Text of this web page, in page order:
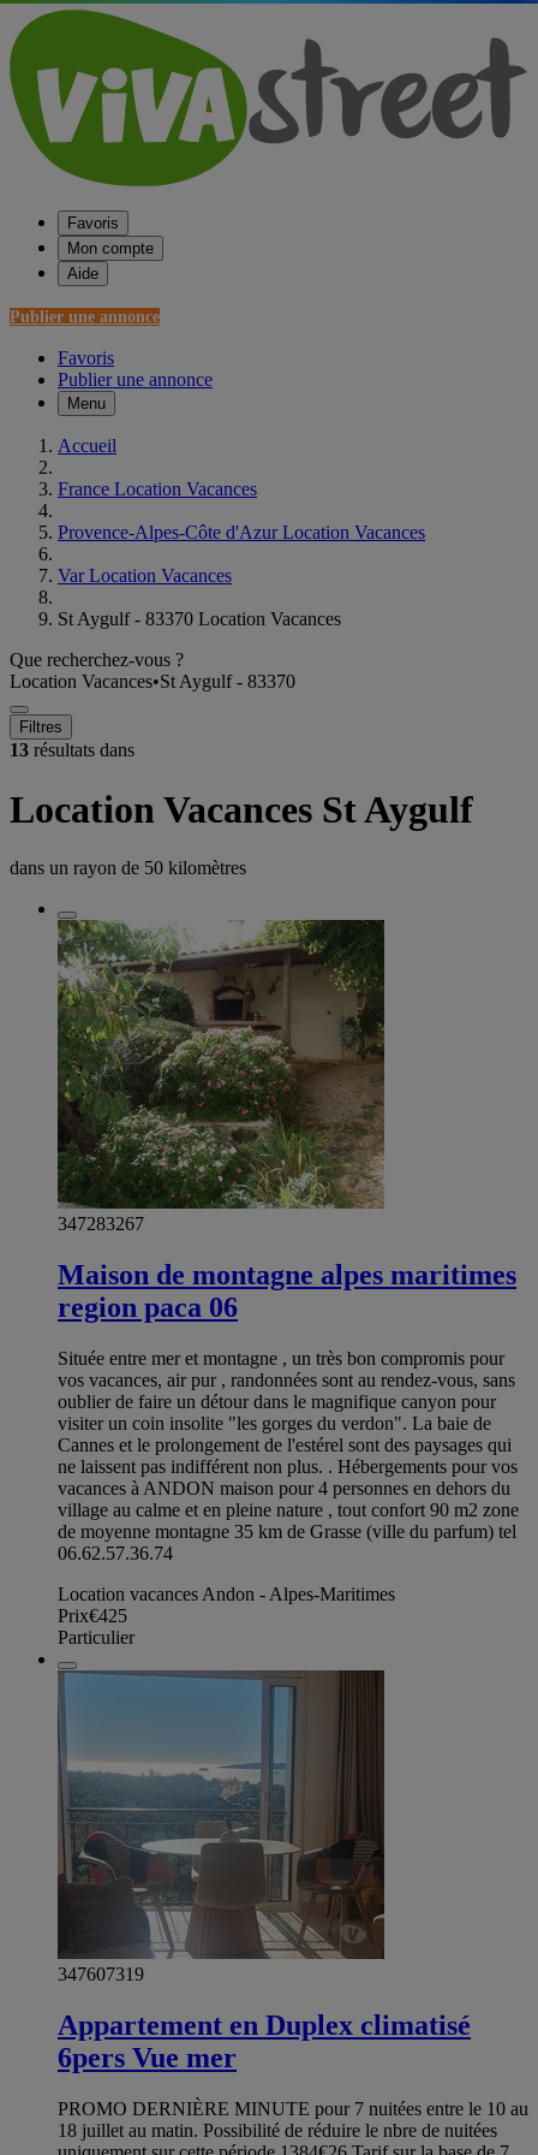
Favoris
Mon compte
Aide
Publier une annonce
Favoris
Publier une annonce
Menu
Accueil
France Location Vacances
Provence-Alpes-Côte d'Azur Location Vacances
Var Location Vacances
St Aygulf - 83370 Location Vacances
Que recherchez-vous ?
Location Vacances•St Aygulf - 83370
Filtres
13 résultats dans
Location Vacances St Aygulf
dans un rayon de 50 kilomètres
347283267
Maison de montagne alpes maritimes
region paca 06
Située entre mer et montagne , un très bon compromis pour
vos vacances, air pur , randonnées sont au rendez-vous, sans
oublier de faire un détour dans le magnifique canyon pour
visiter un coin insolite "les gorges du verdon". La baie de
Cannes et le prolongement de l'estérel sont des paysages qui
ne laissent pas indifférent non plus. . Hébergements pour vos
vacances à ANDON maison pour 4 personnes en dehors du
village au calme et en pleine nature , tout confort 90 m2 zone
de moyenne montagne 35 km de Grasse (ville du parfum) tel
06.62.57.36.74
Location vacances Andon - Alpes-Maritimes
Prix€425
Particulier
347607319
Appartement en Duplex climatisé
6pers Vue mer
PROMO DERNIÈRE MINUTE pour 7 nuitées entre le 10 au
18 juillet au matin. Possibilité de réduire le nbre de nuitées